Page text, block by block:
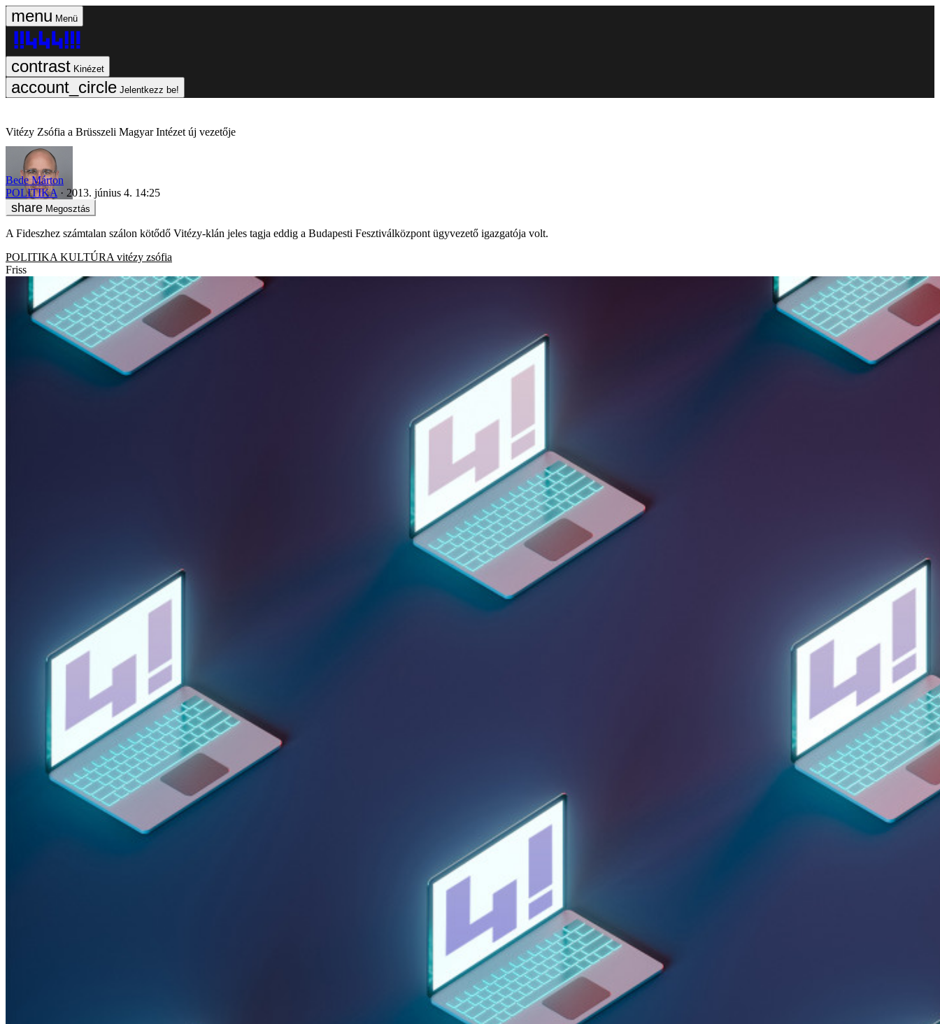
Menü
Kinézet
Jelentkezz be!
Vitézy Zsófia a Brüsszeli Magyar Intézet új vezetője
Bede Márton
POLITIKA
2013. június 4. 14:25
Megosztás
A Fideszhez számtalan szálon kötődő Vitézy-klán jeles tagja eddig a Budapesti Fesztiválközpont ügyvezető igazgatója volt.
POLITIKA KULTÚRA vitézy zsófia
Friss